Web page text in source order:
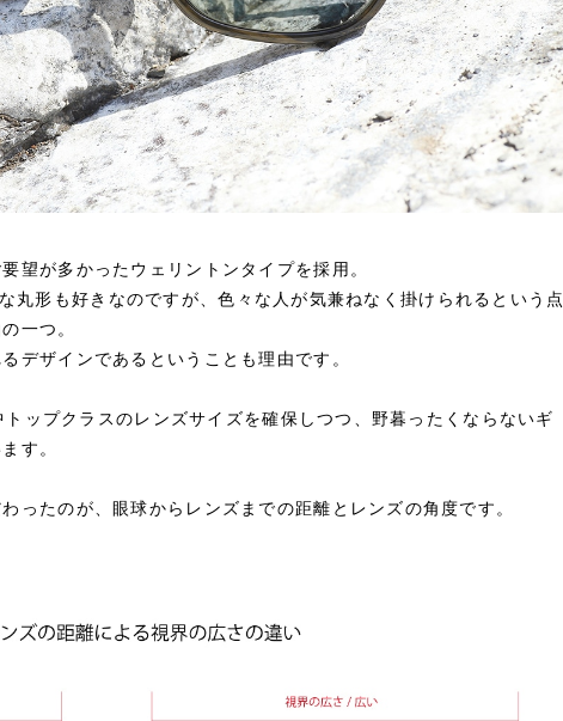
望が多かったウェリントンタイプを採用。
丸形も好きなのですが、色々な人が気兼ねなく掛けられるという点
一つ。
デザインであるということも理由です。
ップクラスのレンズサイズを確保しつつ、野暮ったくならないギ
す。
ったのが、眼球からレンズまでの距離とレンズの角度です。